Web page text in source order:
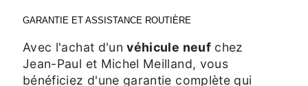
GARANTIE ET ASSISTANCE ROUTIÈRE
Avec l'achat d'unvéhicule neufchez
Jean-Paul et Michel Meilland, vous
bénéficiez d'une garantie complète qui